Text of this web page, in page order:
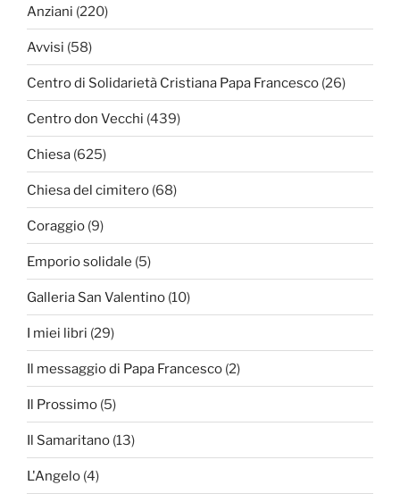
Anziani (220)
Avvisi (58)
Centro di Solidarietà Cristiana Papa Francesco (26)
Centro don Vecchi (439)
Chiesa (625)
Chiesa del cimitero (68)
Coraggio (9)
Emporio solidale (5)
Galleria San Valentino (10)
I miei libri (29)
Il messaggio di Papa Francesco (2)
Il Prossimo (5)
Il Samaritano (13)
L'Angelo (4)